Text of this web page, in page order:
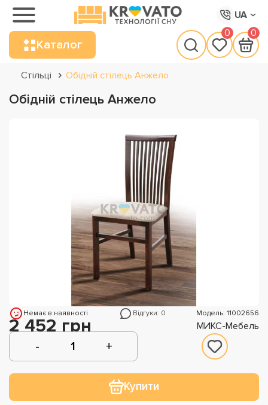
UA
Каталог
0 0
Стільці Обідній стілець Анжело
Обідній стілець Анжело
Немає в наявності Відгуки: 0 Модель: 11002656
2 452 грн МИКС-Мебель
Купити